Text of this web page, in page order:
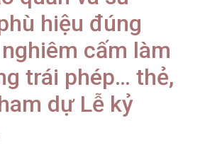
hiệu đúng
cấm làm
trái phép… thẻ,
dự Lễ kỷ